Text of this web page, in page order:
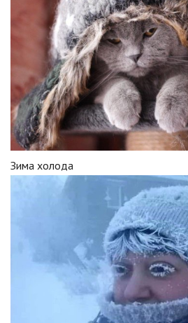
Зима холода